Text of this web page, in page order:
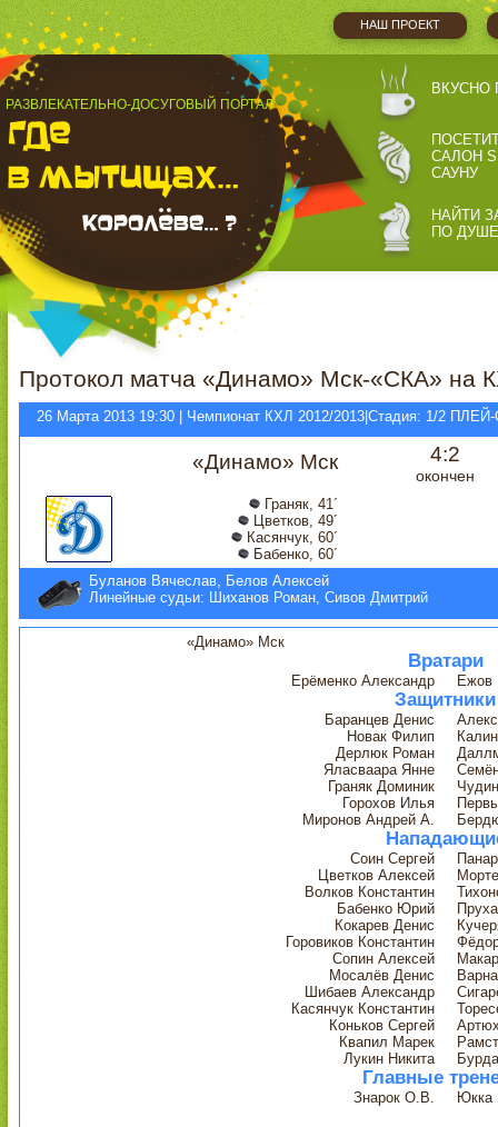
НАШ ПРОЕКТ
РАЗВЛЕКАТЕЛЬНО-ДОСУГОВЫЙ ПОРТАЛ
ВКУСНО
САЛОН
САУНУ
НАЙТИ
ПО ДУШЕ
Протокол матча «Динамо» Мск-«СКА» на
26 Марта 2013 19:30 | Чемпионат КХЛ 2012/2013|Стадия: 1/2
«Динамо» Мск 4:2
окончен
Граняк, 41´
Цветков, 49´
Касянчук, 60´
Бабенко, 60´
Буланов Вячеслав, Белов Алексей
Линейные судьи: Шиханов Роман, Сивов Дмитрий
«Динамо» Мск
Вратари
Ерёменко Александр Ежов
Защитники
Баранцев Денис
Новак Филип
Дерлюк Роман
Яласваара Янне
Граняк Доминик
Горохов Илья
Миронов Андрей А.
Соин Сергей
Цветков Алексей
Волков Константин
Бабенко Юрий
Кокарев Денис
Горовиков Константин
Сопин Алексей
Мосалёв Денис
Шибаев Александр
Касянчук Константин
Коньков Сергей
Квапил Марек
Лукин Никита
Главные
Знарок О.В. Юкка